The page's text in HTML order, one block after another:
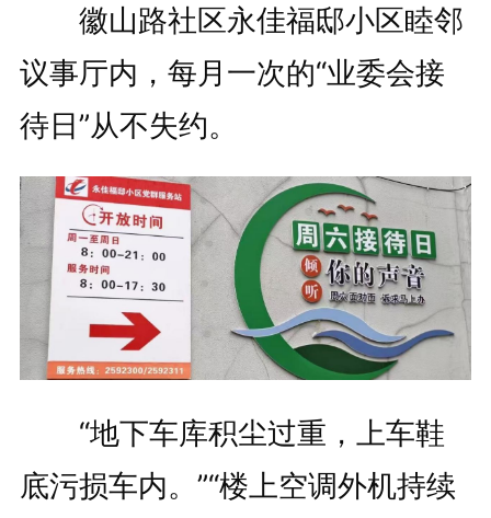
徽山路社区永佳福邸小区睦邻
议事厅内，每月一次的“业委会接
待日”从不失约。
“地下车库积尘过重，上车鞋
底污损车内。”“楼上空调外机持续